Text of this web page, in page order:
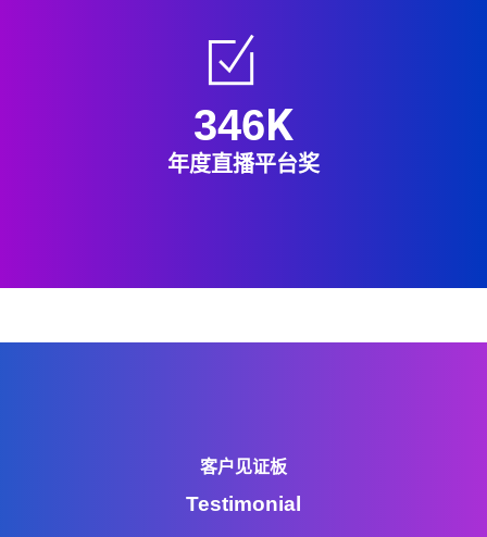
346K
年度直播平台奖
客户见证板
Testimonial